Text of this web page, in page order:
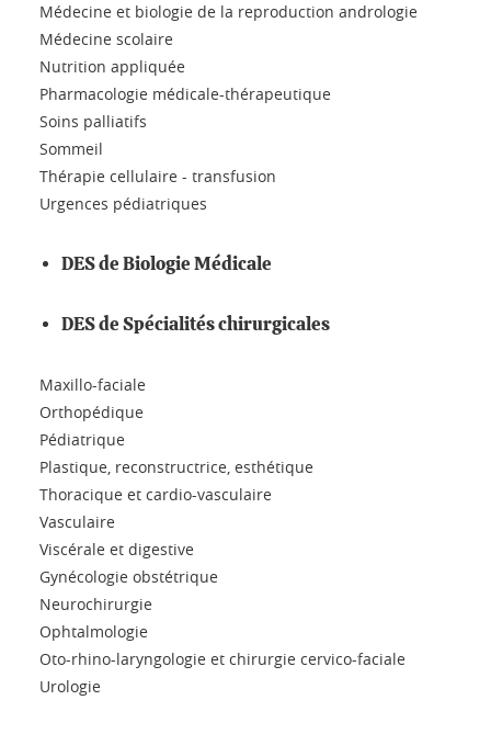
Médecine et biologie de la reproduction andrologie
Médecine scolaire
Nutrition appliquée
Pharmacologie médicale-thérapeutique
Soins palliatifs
Sommeil
Thérapie cellulaire - transfusion
Urgences pédiatriques
DES de Biologie Médicale
DES de Spécialités chirurgicales
Maxillo-faciale
Orthopédique
Pédiatrique
Plastique, reconstructrice, esthétique
Thoracique et cardio-vasculaire
Vasculaire
Viscérale et digestive
Gynécologie obstétrique
Neurochirurgie
Ophtalmologie
Oto-rhino-laryngologie et chirurgie cervico-faciale
Urologie